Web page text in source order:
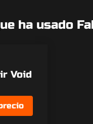
ha usado
Void